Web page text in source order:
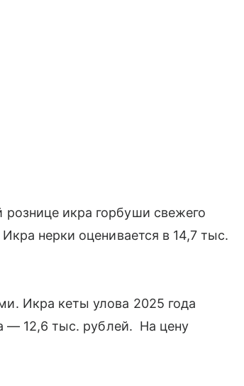
икра горбуши свежего
нерки оценивается в 14,7 тыс.
Икра кеты улова 2025 года
— 12,6 тыс. рублей. На цену